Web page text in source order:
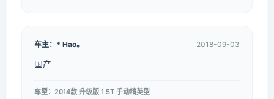
车主：* Hao。 2018-09-03
国产
车型：2014款 升级版 1.5T 手动精英型